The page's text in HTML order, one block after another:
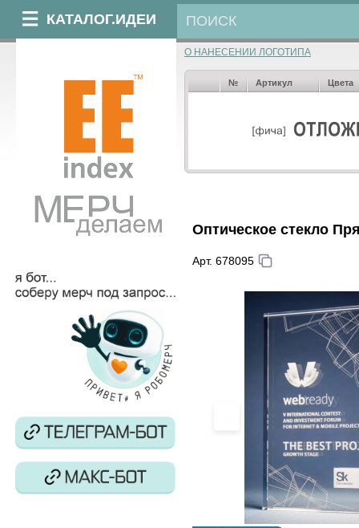
КАТАЛОГ.ИДЕИ
О НАНЕСЕНИИ ЛОГОТИПА
№ Артикул Цвета
Оптическое стекло
Арт. 678095